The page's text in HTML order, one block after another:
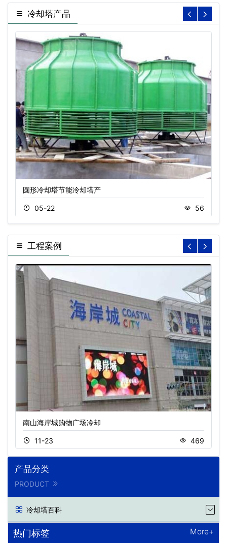
冷却塔产品
圆形冷却塔节能冷却塔产
05-22 56
工程案例
南山海岸城购物广场冷却
11-23 469
产品分类
PRODUCT
冷却塔百科
热门标签 More+